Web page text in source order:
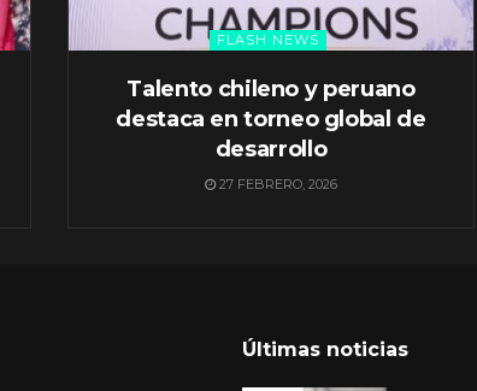
FLASH NEWS
Talento chileno y peruano
destaca en torneo global de
desarrollo
27 FEBRERO, 2026
Últimas noticias